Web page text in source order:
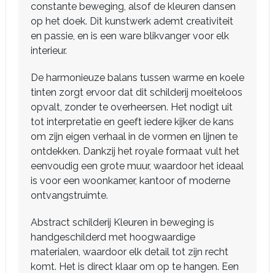
constante beweging, alsof de kleuren dansen
op het doek. Dit kunstwerk ademt creativiteit
en passie, en is een ware blikvanger voor elk
interieur.
De harmonieuze balans tussen warme en koele
tinten zorgt ervoor dat dit schilderij moeiteloos
opvalt, zonder te overheersen. Het nodigt uit
tot interpretatie en geeft iedere kijker de kans
om zijn eigen verhaal in de vormen en lijnen te
ontdekken. Dankzij het royale formaat vult het
eenvoudig een grote muur, waardoor het ideaal
is voor een woonkamer, kantoor of moderne
ontvangstruimte.
Abstract schilderij Kleuren in beweging is
handgeschilderd met hoogwaardige
materialen, waardoor elk detail tot zijn recht
komt. Het is direct klaar om op te hangen. Een